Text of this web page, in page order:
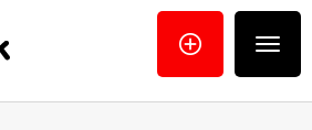
menu